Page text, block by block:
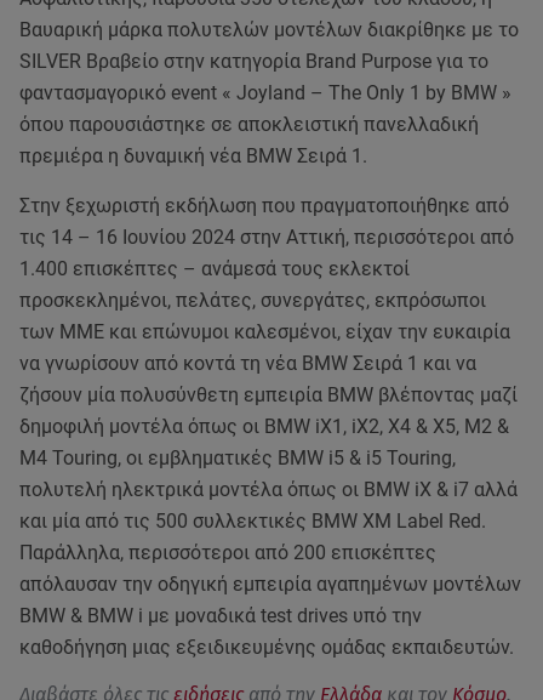
Βαυαρική μάρκα πολυτελών μοντέλων διακρίθηκε με το
SILVER Βραβείο στην κατηγορία Brand Purpose για το
φαντασμαγορικό event « Joyland – The Only 1 by BMW »
όπου παρουσιάστηκε σε αποκλειστική πανελλαδική
πρεμιέρα η δυναμική νέα BMW Σειρά 1.
Στην ξεχωριστή εκδήλωση που πραγματοποιήθηκε από
τις 14 – 16 Ιουνίου 2024 στην Αττική, περισσότεροι από
1.400 επισκέπτες – ανάμεσά τους εκλεκτοί
προσκεκλημένοι, πελάτες, συνεργάτες, εκπρόσωποι
των ΜΜΕ και επώνυμοι καλεσμένοι, είχαν την ευκαιρία
να γνωρίσουν από κοντά τη νέα BMW Σειρά 1 και να
ζήσουν μία πολυσύνθετη εμπειρία BMW βλέποντας μαζί
δημοφιλή μοντέλα όπως οι BMW iX1, iX2, X4 & X5, Μ2 &
Μ4 Touring, οι εμβληματικές BMW i5 & i5 Touring,
πολυτελή ηλεκτρικά μοντέλα όπως οι BMW iΧ & i7 αλλά
και μία από τις 500 συλλεκτικές BMW XM Label Red.
Παράλληλα, περισσότεροι από 200 επισκέπτες
απόλαυσαν την οδηγική εμπειρία αγαπημένων μοντέλων
BMW & BMW i με μοναδικά test drives υπό την
καθοδήγηση μιας εξειδικευμένης ομάδας εκπαιδευτών.
Διαβάστε όλες τις ειδήσεις από την Ελλάδα και τον Κόσμο.